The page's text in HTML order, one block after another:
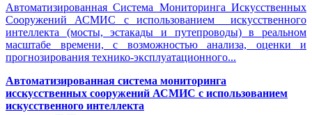
Автоматизированная Система Мониторинга Искусственных
Сооружений АСМИС с использованием искусственного
интеллекта (мосты, эстакады и путепроводы) в реальном
масштабе времени, с возможностью анализа, оценки и
прогнозирования технико-эксплуатационного...
Автоматизированная система мониторинга
исскусственных сооружений АСМИС с использованием
искусственного интеллекта